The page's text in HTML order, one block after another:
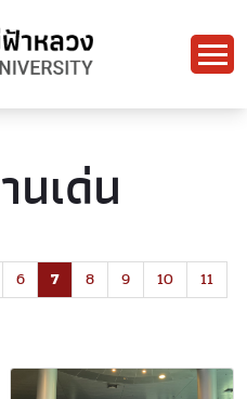
นเด่น
6 7 8 9 10
11